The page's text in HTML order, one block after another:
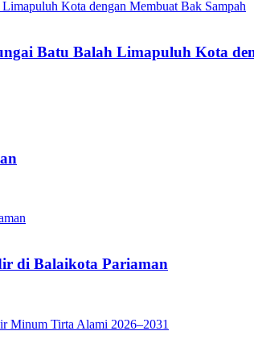
Batu Balah Limapuluh Kota
di Balaikota Pariaman